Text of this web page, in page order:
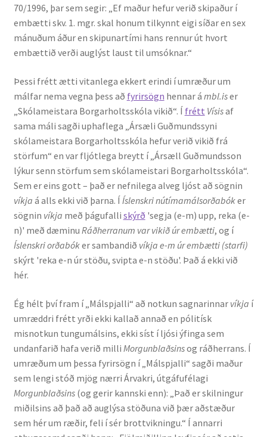
Stjórnun
Innan Háskólans
Samstarfsverkefni
Styrkir og verðlaun
Utan Háskólans
Verkefnisstjórn
Þjónusta
Rannsóknir
Máltækni
Orðalyklar og orðafar
Orðhlutafræði
Samtímasetningafræði
Söguleg setningafræði
Hljóð og hljóðkerfi
70/1996, þar sem segir: „Ef maður hefur verið skipaður í
embætti skv. 1. mgr. skal honum tilkynnt eigi síðar en sex
mánuðum áður en skipunartími hans rennur út hvort
embættið verði auglýst laust til umsóknar.“
Þessi frétt ætti vitanlega ekkert erindi í umræður um
málfar nema vegna þess að fyrirsögn hennar á mbl.iser
„Skólameistara Borgarholtsskóla vikið“. Í frétt Vísisaf
sama máli sagði uphaflega „Ársæli Guðmundssyni
skólameistara Borgarholtsskóla hefur verið vikið frá
störfum“ en var fljótlega breytt í „Ársæll Guðmundsson
lýkur senn störfum sem skólameistari Borgarholtsskóla“.
Sem er eins gott – það er nefnilega alveg ljóst að sögnin
víkja á alls ekki við þarna. Í Íslenskri nútímamálsorðabóker
sögnin víkja með þágufalli skýrð 'segja (e-m) upp, reka (e-
n)' með dæminu Ráðherranum var vikið úr embætti, og í
Íslenskri orðabóker sambandið víkja e-m úr embætti (starfi)
skýrt 'reka e-n úr stöðu, svipta e-n stöðu'. Það á ekki við
hér.
Ég hélt því fram í „Málspjalli“ að notkun sagnarinnar víkja í
umræddri frétt yrði ekki kallað annað en pólitísk
misnotkun tungumálsins, ekki síst í ljósi ýfinga sem
undanfarið hafa verið milli Morgunblaðsinsog ráðherrans. Í
umræðum um þessa fyrirsögn í „Málspjalli“ sagði maður
sem lengi stóð mjög nærri Árvakri, útgáfufélagi
Morgunblaðsins (og gerir kannski enn): „Það er skilningur
miðilsins að það að auglýsa stöðuna við þær aðstæður
sem hér um ræðir, feli í sér brottvikningu.“ Í annarri